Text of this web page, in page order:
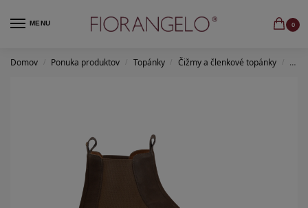
MENU 0
Domov Ponuka produktov Topánky Čižmy a členkové topánky